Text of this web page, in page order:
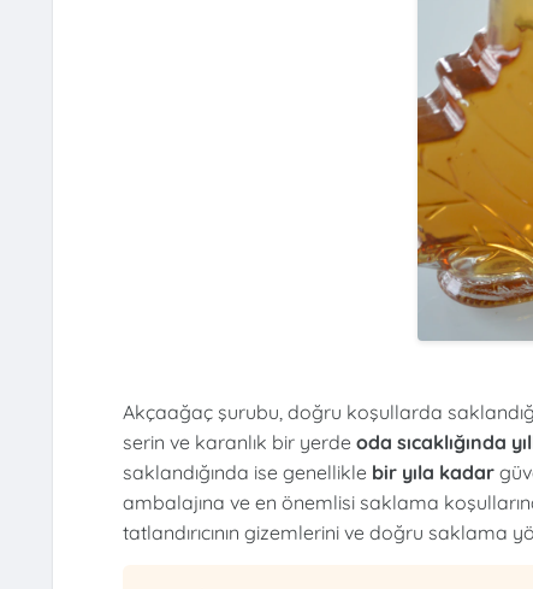
Akçaağaç şurubu, doğru koşullarda
serin ve karanlık bir yerde oda sıcaklığında
saklandığında ise genellikle bir yıla kadar
ambalajına ve en önemlisi saklama
tatlandırıcının gizemlerini ve doğru saklama